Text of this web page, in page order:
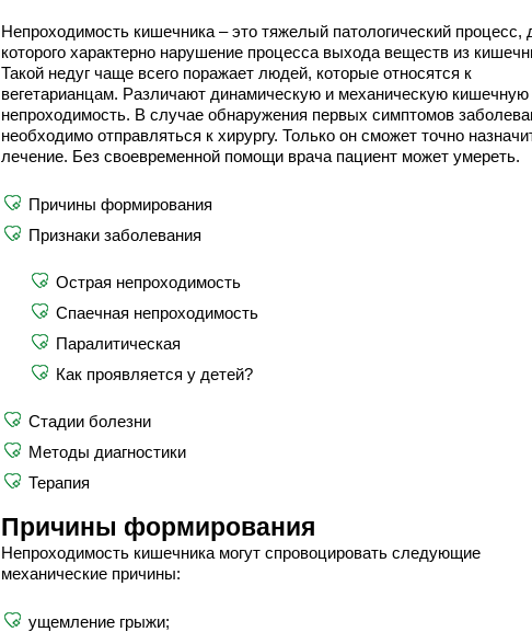
Непроходимость кишечника – это тяжелый патологический процесс,
которого характерно нарушение процесса выхода веществ из
Такой недуг чаще всего поражает людей, которые относятся к
вегетарианцам. Различают динамическую и механическую кишечную
непроходимость. В случае обнаружения первых симптомов
необходимо отправляться к хирургу. Только он сможет точно
лечение. Без своевременной помощи врача пациент может умереть.
Причины формирования
Признаки заболевания
Острая непроходимость
Спаечная непроходимость
Паралитическая
Как проявляется у детей?
Стадии болезни
Методы диагностики
Терапия
Причины формирования
Непроходимость кишечника могут спровоцировать следующие
механические причины:
ущемление грыжи;